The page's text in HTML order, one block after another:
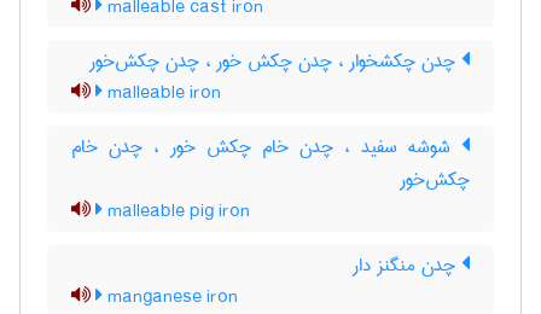
malleable cast iron
چدن چکشخوار ، چدن چکش خور ، چدن چکش‌خور
malleable iron
شوشه سفید ، چدن خام چکش خور ، چدن خام
چکش‌خور
malleable pig iron
چدن منگنز دار
manganese iron